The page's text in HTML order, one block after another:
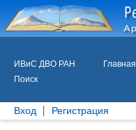
ИВиС ДВО РАН Главная
Поиск
Вход Регистрация